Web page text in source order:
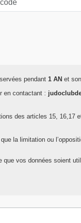
pendant 1 AN et
en contactant :
des articles 15, 16,17
la limitation ou
vos données soient